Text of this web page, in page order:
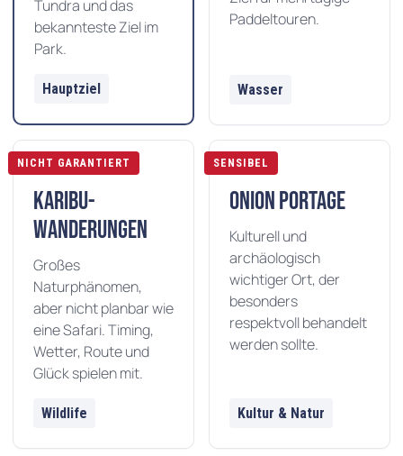
Tundra und das
bekannteste Ziel im
Park.
Hauptziel
Paddeltouren.
Wasser
NICHT GARANTIERT
Karibu-
Wanderungen
Großes
Naturphänomen,
aber nicht planbar wie
eine Safari. Timing,
Wetter, Route und
Glück spielen mit.
Wildlife
SENSIBEL
Onion Portage
Kulturell und
archäologisch
wichtiger Ort, der
besonders
respektvoll behandelt
werden sollte.
Kultur & Natur